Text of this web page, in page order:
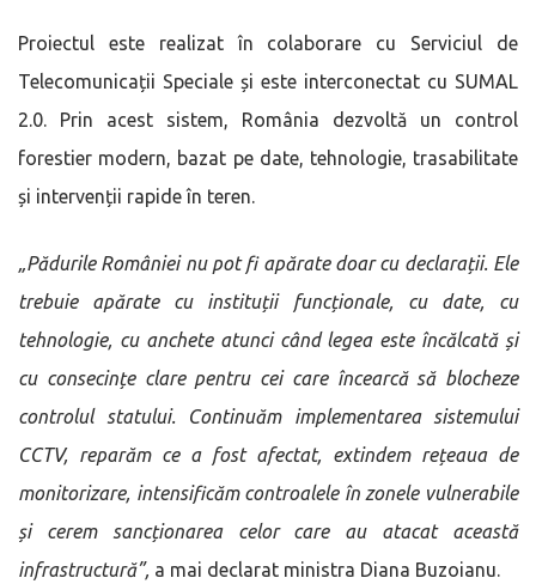
Proiectul este realizat în colaborare cu Serviciul de
Telecomunicații Speciale și este interconectat cu SUMAL
2.0. Prin acest sistem, România dezvoltă un control
forestier modern, bazat pe date, tehnologie, trasabilitate
și intervenții rapide în teren.
„Pădurile României nu pot fi apărate doar cu declarații. Ele
trebuie apărate cu instituții funcționale, cu date, cu
tehnologie, cu anchete atunci când legea este încălcată și
cu consecințe clare pentru cei care încearcă să blocheze
controlul statului. Continuăm implementarea sistemului
CCTV, reparăm ce a fost afectat, extindem rețeaua de
monitorizare, intensificăm controalele în zonele vulnerabile
și cerem sancționarea celor care au atacat această
infrastructură”, a mai declarat ministra Diana Buzoianu.